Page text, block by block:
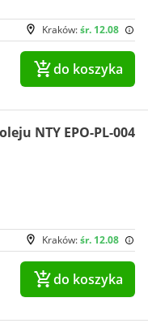
Kraków:śr. 12.08
do koszyka
NTY EPO-PL-004
Kraków:śr. 12.08
do koszyka